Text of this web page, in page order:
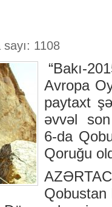
1108
“Bakı-
Avropa
paytaxt
əvvəl
6-da
Qoruğu
Qobustan